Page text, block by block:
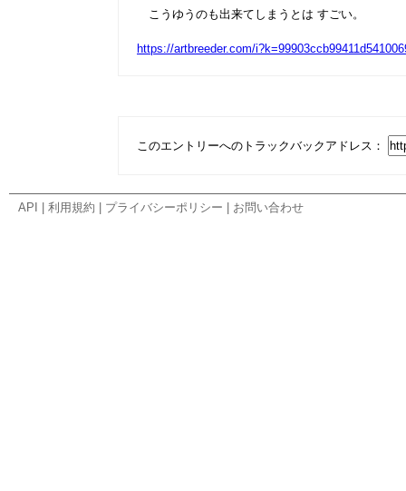
こうゆうのも出来てしまうとは すごい。
https://artbreeder.com/
このエントリーへのトラックバックアドレス：
API 利用規約 プライバシーポリシー お問い合わせ